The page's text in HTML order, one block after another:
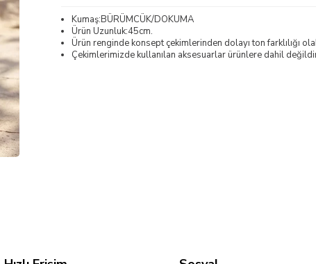
Kumaş:BÜRÜMCÜK/DOKUMA
Ürün Uzunluk:45cm.
Ürün renginde konsept çekimlerinden dolayı ton farklılığı
Çekimlerimizde kullanılan aksesuarlar ürünlere dahil